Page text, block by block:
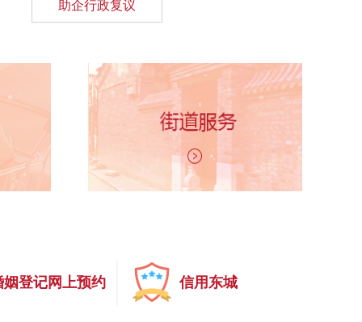
助企行政复议
姻登记网上预约 信用东城